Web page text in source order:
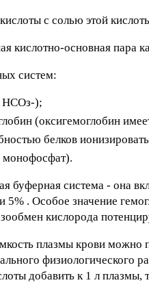
с солью этой
кислотно-основная пара
систем:
НСОз-);
(оксигемоглобин
белков
монофосфат).
буферная система - она
5% . Особое значение
кислорода
плазмы крови
физиологического
добавить к 1 л плазмы,